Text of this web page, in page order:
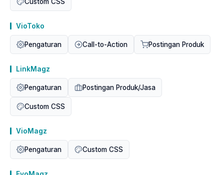
VioToko
Pengaturan Call-to-Action Postingan Produk
LinkMagz
Pengaturan Postingan Produk/Jasa
Custom CSS
VioMagz
Pengaturan Custom CSS